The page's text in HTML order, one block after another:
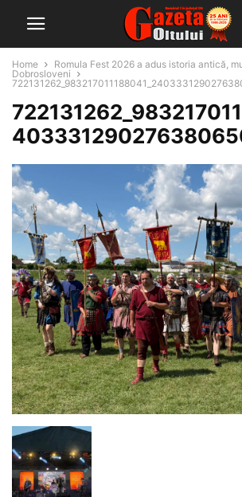
Home
Romula Fest 2026 a adus istoria antică,
Dobrosloveni